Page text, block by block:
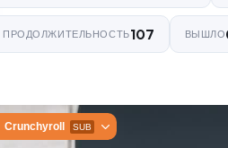
ПРОДОЛЖИТЕЛЬНОСТЬ107 ВЫШЛО